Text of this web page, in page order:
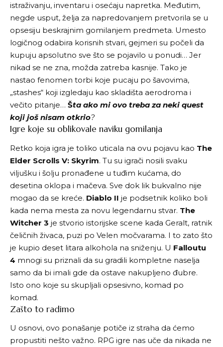
istraživanju, inventaru i osećaju napretka. Međutim,
negde usput, želja za napredovanjem pretvorila se u
opsesiju beskrajnim gomilanjem predmeta. Umesto
logičnog odabira korisnih stvari, gejmeri su počeli da
kupuju apsolutno sve što se pojavilo u ponudi… Jer
nikad se ne zna, možda zatreba kasnije. Tako je
nastao fenomen torbi koje pucaju po šavovima,
„stashes“ koji izgledaju kao skladišta aerodroma i
večito pitanje… Šta ako mi ovo treba za neki quest
koji još nisam otkrio?
Igre koje su oblikovale naviku gomilanja
Retko koja igra je toliko uticala na ovu pojavu kao The
Elder Scrolls V: Skyrim. Tu su igrači nosili svaku
viljušku i šolju pronađene u tuđim kućama, do
desetina oklopa i mačeva. Sve dok lik bukvalno nije
mogao da se kreće. Diablo II je podsetnik koliko boli
kada nema mesta za novu legendarnu stvar. The
Witcher 3 je stvorio istorijske scene kada Geralt, ratnik
čeličnih živaca, puzi po Velen močvarama. I to zato što
je kupio deset litara alkohola na sniženju. U Falloutu
4 mnogi su priznali da su gradili kompletne naselja
samo da bi imali gde da ostave nakupljeno đubre.
Isto ono koje su skupljali opsesivno, komad po
komad.
Zašto to radimo
U osnovi, ovo ponašanje potiče iz straha da ćemo
propustiti nešto važno. RPG igre nas uče da nikada ne